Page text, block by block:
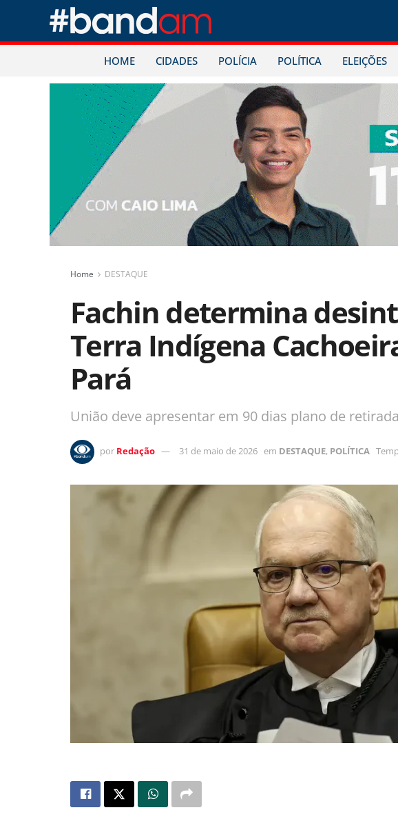
HOME CIDADES POLÍCIA POLÍTICA ELEIÇÕES
Home DESTAQUE
Fachin determina
Terra Indígena
Pará
União deve apresentar em 90 dias plano de
por Redação 31 de maio de 2026 em DESTAQUE, POLÍTICA